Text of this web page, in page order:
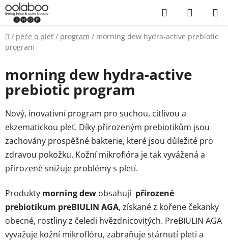
Přejít
na
obsah
Hledat
KOŠÍK
Domů
/ péče o pleť / program / morning dew hydra-active prebiotic
program
morning dew hydra-active
prebiotic program
Nový, inovativní program pro suchou, citlivou a
ekzematickou pleť. Díky přirozeným prebiotikům jsou
zachovány prospěšné bakterie, které jsou důležité pro
zdravou pokožku. Kožní mikroflóra je tak vyvážená a
přirozeně snižuje problémy s pletí.
Produkty morningdew obsahují přirozené
prebiotikum preBIULIN AGA, získané z kořene čekanky
obecné, rostliny z čeledi hvězdnicovitých. PreBIULIN AGA
vyvažuje kožní mikroflóru, zabraňuje stárnutí pleti a